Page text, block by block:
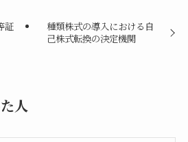
、民事信託、会社設立、法
証
種類株式の導入における自
己株式転換の決定機関
人